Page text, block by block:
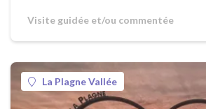
Visite guidée et/ou commentée
La Plagne Vallée